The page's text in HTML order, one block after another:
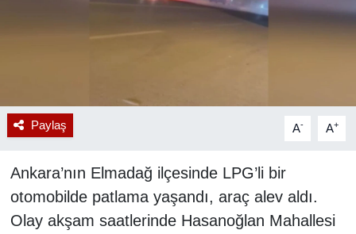
Paylaş A- A+
Ankara’nın Elmadağ ilçesinde LPG’li bir
otomobilde patlama yaşandı, araç alev aldı.
Olay akşam saatlerinde Hasanoğlan Mahallesi